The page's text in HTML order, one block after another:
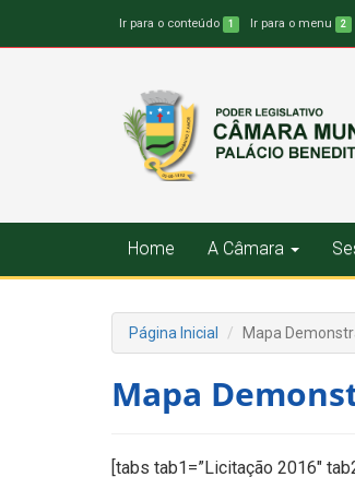
Ir para o conteúdo 1 Ir para o menu 2
Home A Câmara
Página Inicial Mapa
Mapa
[tabs tab1=”Licitação 2016″